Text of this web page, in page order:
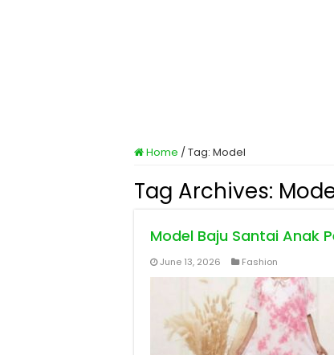
Home /Tag: Model
Tag Archives:
Model Baju Santai Anak
June 13, 2026 Fashion